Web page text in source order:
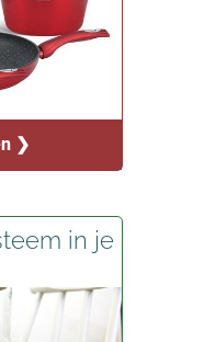
❯
in je